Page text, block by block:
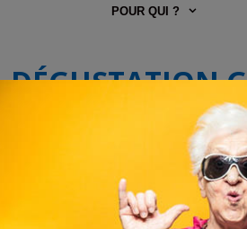
POUR QUI ?
DÉGUSTATION
||
Vous adorez le